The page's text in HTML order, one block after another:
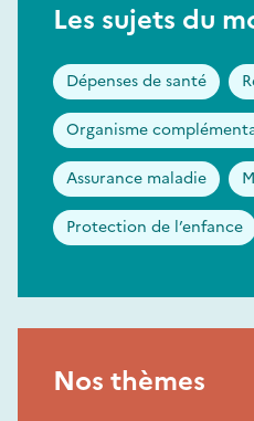
Les sujets du
Dépenses de santé
Organisme
Assurance maladie
Protection de l’enfance
Nos thèmes